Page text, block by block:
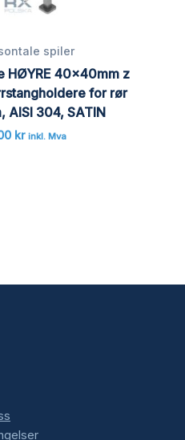
spiler
HØYRE 40x40mm z
for rør
AISI 304, SATIN
kr inkl. Mva